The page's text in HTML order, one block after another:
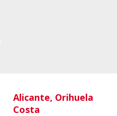
Alicante, Orihuela
Costa